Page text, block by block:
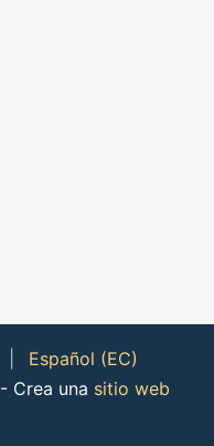
Español (EC)
- Crea una sitio web